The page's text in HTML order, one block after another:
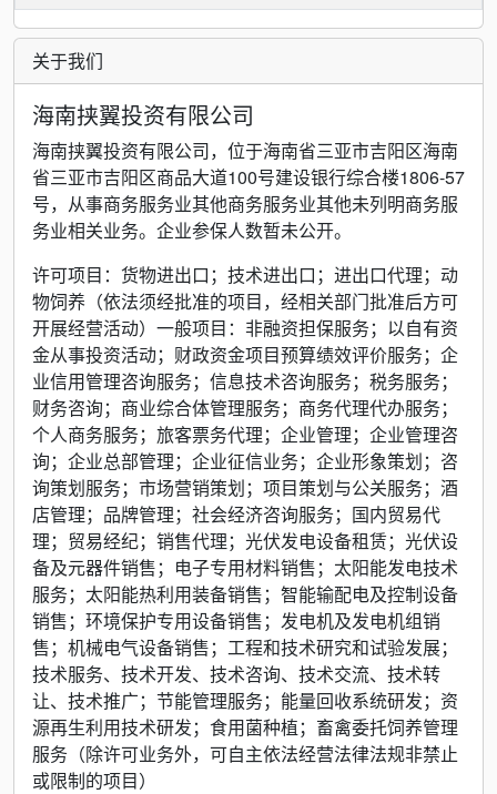
关于我们
海南挟翼投资有限公司
海南挟翼投资有限公司，位于海南省三亚市吉阳区海南
省三亚市吉阳区商品大道100号建设银行综合楼1806-57
号，从事商务服务业其他商务服务业其他未列明商务服
务业相关业务。企业参保人数暂未公开。
许可项目：货物进出口；技术进出口；进出口代理；动
物饲养（依法须经批准的项目，经相关部门批准后方可
开展经营活动）一般项目：非融资担保服务；以自有资
金从事投资活动；财政资金项目预算绩效评价服务；企
业信用管理咨询服务；信息技术咨询服务；税务服务；
财务咨询；商业综合体管理服务；商务代理代办服务；
个人商务服务；旅客票务代理；企业管理；企业管理咨
询；企业总部管理；企业征信业务；企业形象策划；咨
询策划服务；市场营销策划；项目策划与公关服务；酒
店管理；品牌管理；社会经济咨询服务；国内贸易代
理；贸易经纪；销售代理；光伏发电设备租赁；光伏设
备及元器件销售；电子专用材料销售；太阳能发电技术
服务；太阳能热利用装备销售；智能输配电及控制设备
销售；环境保护专用设备销售；发电机及发电机组销
售；机械电气设备销售；工程和技术研究和试验发展；
技术服务、技术开发、技术咨询、技术交流、技术转
让、技术推广；节能管理服务；能量回收系统研发；资
源再生利用技术研发；食用菌种植；畜禽委托饲养管理
服务（除许可业务外，可自主依法经营法律法规非禁止
或限制的项目）